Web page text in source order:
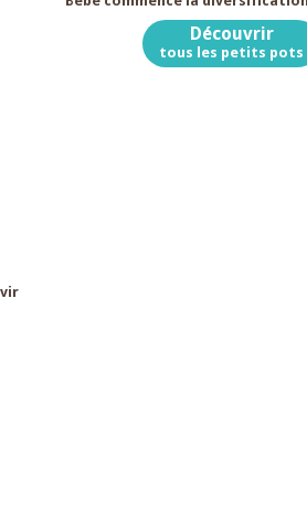
Découvrir
tous les petits pots